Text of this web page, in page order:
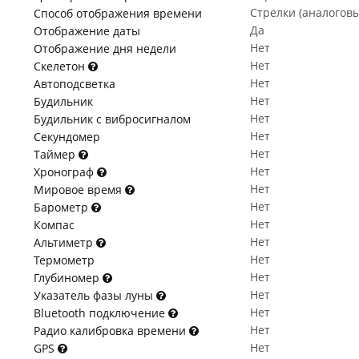
Способ отображения времени
Стрелки
Отображение даты
Да
Отображение дня недели
Нет
Скелетон
Нет
Автоподсветка
Нет
Будильник
Нет
Будильник с вибросигналом
Нет
Секундомер
Нет
Таймер
Нет
Хронограф
Нет
Мировое время
Нет
Барометр
Нет
Компас
Нет
Альтиметр
Нет
Термометр
Нет
Глубиномер
Нет
Указатель фазы луны
Нет
Bluetooth подключение
Нет
Радио калибровка времени
Нет
GPS
Нет